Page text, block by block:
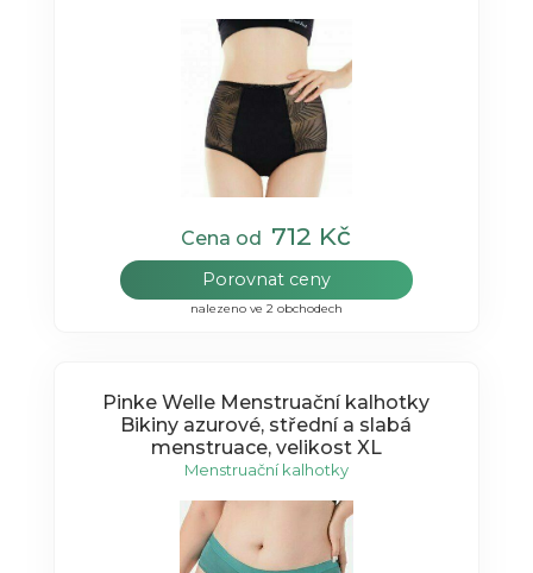
Cena od 712 Kč
Porovnat ceny
nalezeno ve 2 obchodech
Pinke Welle Menstruační kalhotky
Bikiny azurové, střední a slabá
menstruace, velikost XL
Menstruační kalhotky